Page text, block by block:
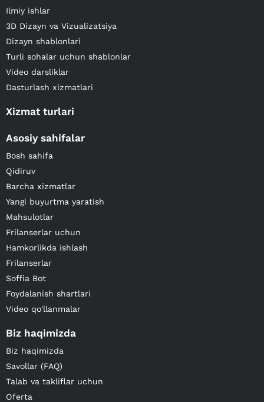
Ilmiy ishlar
3D Dizayn va Vizualizatsiya
Dizayn shablonlari
Turli sohalar uchun shablonlar
Video darsliklar
Dasturlash xizmatlari
Xizmat turlari
Asosiy sahifalar
Bosh sahifa
Qidiruv
Barcha xizmatlar
Yangi buyurtma yaratish
Mahsulotlar
Frilanserlar uchun
Hamkorlikda ishlash
Frilanserlar
Soffia Bot
Foydalanish shartlari
Video qo'llanmalar
Biz haqimizda
Biz haqimizda
Savollar (FAQ)
Talab va takliflar uchun
Oferta